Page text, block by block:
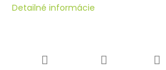
Detailné informácie